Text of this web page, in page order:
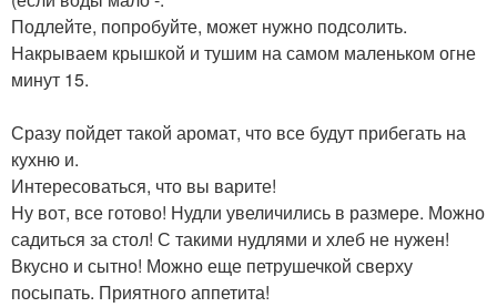
Подлейте, попробуйте, может нужно подсолить.
Накрываем крышкой и тушим на самом маленьком огне
минут 15.
Сразу пойдет такой аромат, что все будут прибегать на
кухню и.
Интересоваться, что вы варите!
Ну вот, все готово! Нудли увеличились в размере. Можно
садиться за стол! С такими нудлями и хлеб не нужен!
Вкусно и сытно! Можно еще петрушечкой сверху
посыпать. Приятного аппетита!